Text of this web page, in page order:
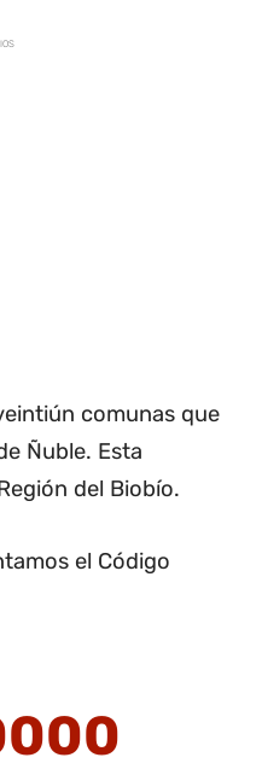
comunas que
Ñuble. Esta
del Biobío.
el Código